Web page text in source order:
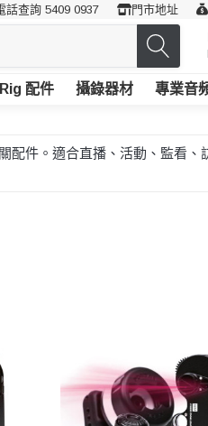
話查詢 5409 0937 門市地址
Rig 配件 攝錄器材 專業音
件。適合直播、活動、監看